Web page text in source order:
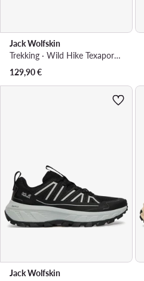
Jack Wolfskin
Trekking · Wild Hike Texapore Low A65581 · Crna
129,90€
Jack Wolfskin